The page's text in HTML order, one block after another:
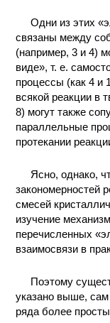
И
КОНТАКТЫ
Одни из этих
связаны между
(например, 3 и 4)
виде», т. е.
процессы (как 4 и
всякой реакции в
8) могут также
параллельные
протекании
Ясно, однако,
закономерностей
смесей
изучение
перечисленных
взаимосвязи в
Поэтому
указано выше, сам
ряда более